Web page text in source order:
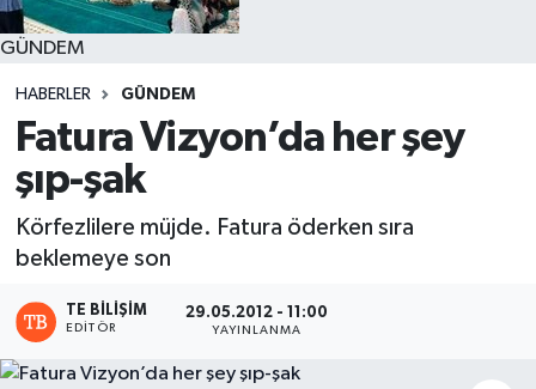
GÜNDEM
HABERLER GÜNDEM
Fatura Vizyon’da her şey
şıp-şak
Körfezlilere müjde. Fatura öderken sıra
beklemeye son
TE BILIŞIM
EDITÖR
29.05.2012 - 11:00
YAYINLANMA